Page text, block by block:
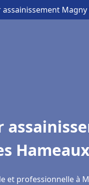
assainissement
Hameaux
et professionnelle à